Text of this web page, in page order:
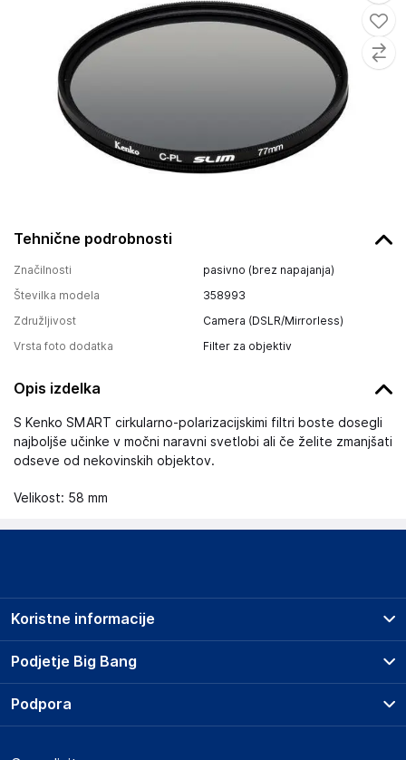
Tehnične podrobnosti
Značilnosti
pasivno (brez napajanja)
Številka modela
358993
Združljivost
Camera (DSLR/Mirrorless)
Vrsta foto dodatka
Filter za objektiv
Opis izdelka
S Kenko SMART cirkularno-polarizacijskimi filtri boste dosegli
najboljše učinke v močni naravni svetlobi ali če želite zmanjšati
odseve od nekovinskih objektov.
Velikost: 58 mm
Podjetje Big Bang
O podjetju
Koristne informacije
Prodajna mesta
Storitve
Dostava, vnos in odvoz
Podpora